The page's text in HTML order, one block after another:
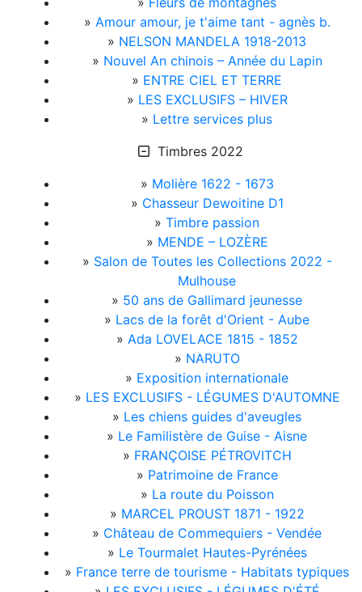
» Amour amour, je t'aime tant - agnès b.
» NELSON MANDELA 1918-2013
» Nouvel An chinois – Année du Lapin
» ENTRE CIEL ET TERRE
» LES EXCLUSIFS – HIVER
» Lettre services plus
Timbres 2022
» Molière 1622 - 1673
» Chasseur Dewoitine D1
» Timbre passion
» MENDE – LOZÈRE
» Salon de Toutes les Collections 2022 -
Mulhouse
» 50 ans de Gallimard jeunesse
» Lacs de la forêt d'Orient - Aube
» Ada LOVELACE 1815 - 1852
» NARUTO
» Exposition internationale
» LES EXCLUSIFS - LÉGUMES D'AUTOMNE
» Les chiens guides d'aveugles
» Le Familistère de Guise - Aisne
» FRANÇOISE PÉTROVITCH
» Patrimoine de France
» La route du Poisson
» MARCEL PROUST 1871 - 1922
» Château de Commequiers - Vendée
» Le Tourmalet Hautes-Pyrénées
» France terre de tourisme - Habitats typiques